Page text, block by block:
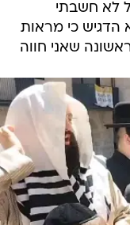
לא חשבתי
הדגיש כי מראות
שאני חווה